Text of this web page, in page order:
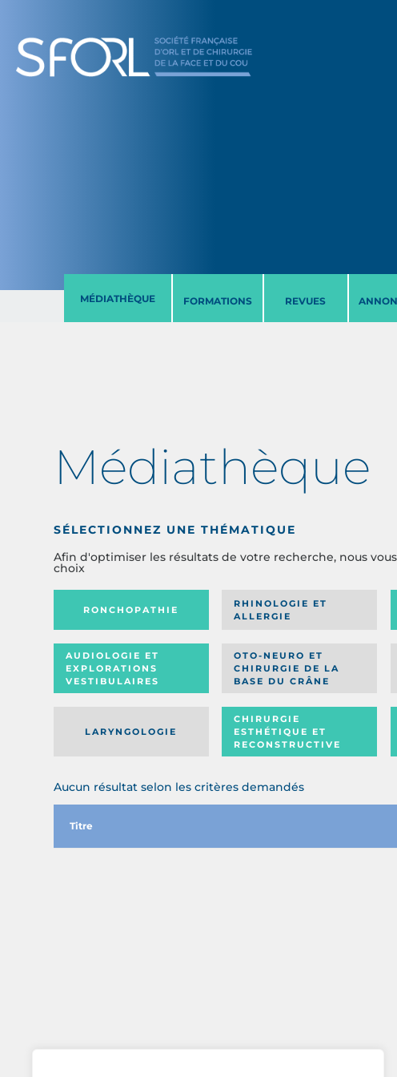
MÉDIATHÈQUE FORMATIONS REVUES
Médiathèque
SÉLECTIONNEZ UNE THÉMATIQUE
Afin d'optimiser les résultats de votre recherche, nous
choix
RONCHOPATHIE
RHINOLOGIE ET
ALLERGIE
AUDIOLOGIE ET
EXPLORATIONS
VESTIBULAIRES
OTO-NEURO ET
CHIRURGIE DE LA
BASE DU CRÂNE
LARYNGOLOGIE
CHIRURGIE
ESTHÉTIQUE ET
RECONSTRUCTIVE
Aucun résultat selon les critères demandés
Titre